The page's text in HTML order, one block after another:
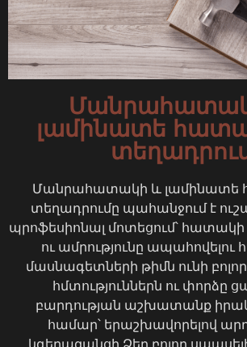
լամինատե
Մանրահատակի և լամինատե
տեղադրումը պահանջում է
պրոֆեսիոնալ մոտեցում՝ հատակի
ու ամրությունը ապահովելու
մասնագետների թիմն ունի
հմտություններն ու փորձը
բարդության աշխատանք
համար՝ երաշխավորելով